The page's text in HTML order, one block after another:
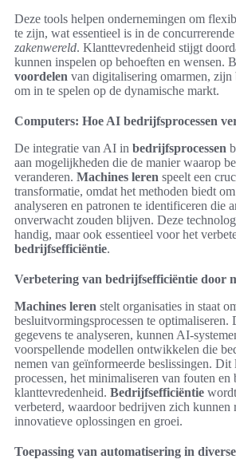
Deze tools helpen ondernemingen om
te zijn, wat essentieel is in de concurrerende
zakenwereld. Klanttevredenheid stijgt
kunnen inspelen op behoeften en wensen.
voordelen van digitalisering omarmen, zijn
om in te spelen op de dynamische markt.
Computers: Hoe AI bedrijfsprocessen
De integratie van AI in bedrijfsprocessen
aan mogelijkheden die de manier waarop
veranderen. Machines leren speelt een
transformatie, omdat het methoden biedt
analyseren en patronen te identificeren die
onverwacht zouden blijven. Deze
handig, maar ook essentieel voor het
bedrijfsefficiëntie.
Verbetering van bedrijfsefficiëntie door
Machines leren stelt organisaties in staat
besluitvormingsprocessen te optimaliseren.
gegevens te analyseren, kunnen AI-
voorspellende modellen ontwikkelen die
nemen van geïnformeerde beslissingen. Dit
processen, het minimaliseren van fouten en
klanttevredenheid. Bedrijfsefficiëntie
verbeterd, waardoor bedrijven zich kunnen
innovatieve oplossingen en groei.
Toepassing van automatisering in